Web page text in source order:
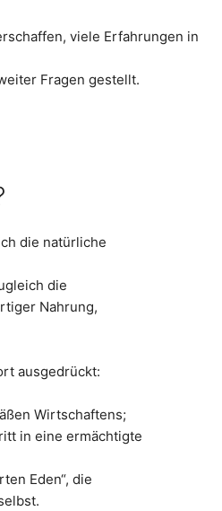
viele Erfahrungen in
Fragen gestellt.
die natürliche
die
Nahrung,
ausgedrückt:
Wirtschaftens;
in eine ermächtigte
Eden“, die